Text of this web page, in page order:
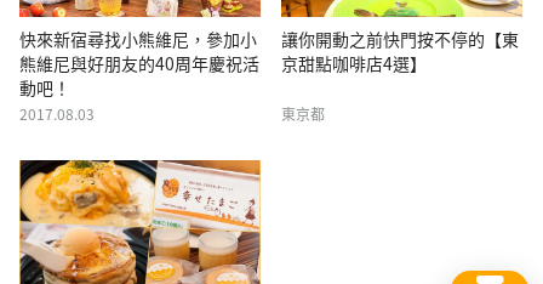
快來新宿尋找小熊維尼，參加小
熊維尼與好朋友的40周年慶祝活
動吧！
2017.08.03
讓你開動之前快門按不停的【東
京甜點咖啡店4選】
東京都